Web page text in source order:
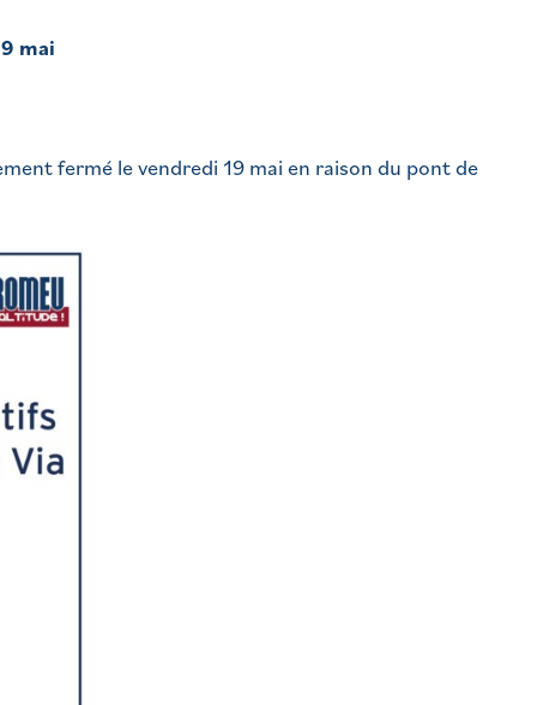
mai
fermé le vendredi 19 mai en raison du pont de